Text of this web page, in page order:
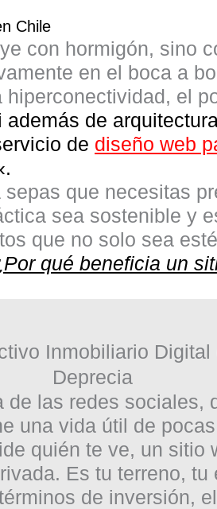
Chile
con hormigón, sino
en el boca a
el
además de
de diseño web
que necesitas
sea sostenible y
que no solo sea
qué beneficia un
Inmobiliario Digital
Deprecia
de las redes sociales,
una vida útil de
quién te ve, un sitio
Es tu terreno, tu
de inversión, el